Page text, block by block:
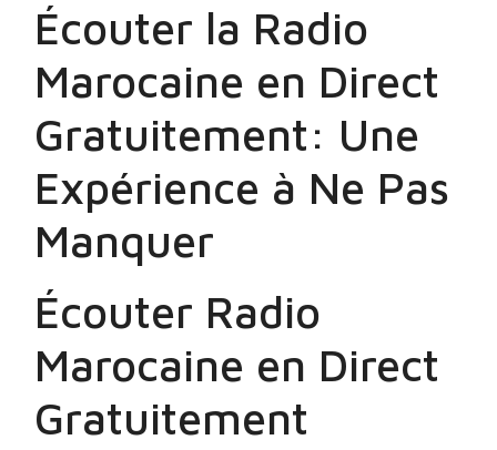
Écouter la Radio
Marocaine en Direct
Gratuitement: Une
Expérience à Ne Pas
Manquer
Écouter Radio
Marocaine en Direct
Gratuitement